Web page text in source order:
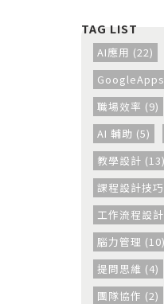
AI應用 (22)
職場效率 (9)
AI 輔助 (5)
教學設計 (13)
課程設計技
工作流程設
腦力管理 (10)
提問思維 (4)
團隊協作 (2)